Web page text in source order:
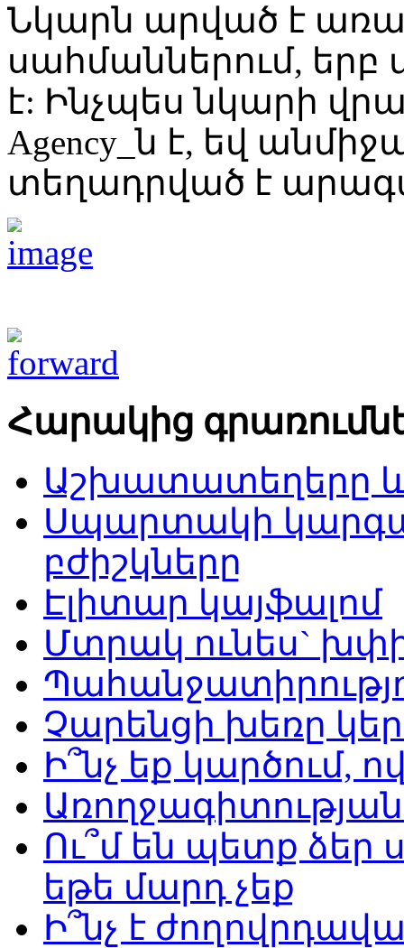
Նկարն արված է
սահմաններում, երբ
է: Ինչպես նկարի վրա
Agency_ն է, եվ
տեղադրված է
Հարակից
Աշխատատեղերը և
Սպարտակի
բժիշկները
Էլիտար կայֆալոմ
Մտրակ ունես`
Չարենցի խեռը
Ի՞նչ եք կարծում,
Ու՞մ են պետք ձեր
եթե մարդ չեք
Ի՞նչ է